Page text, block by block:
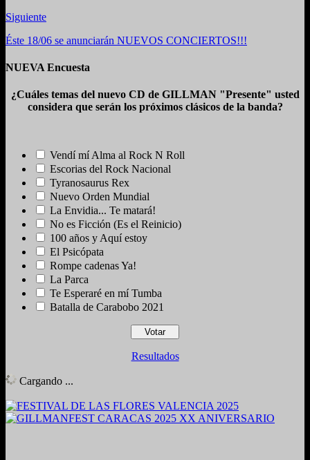
Siguiente
Éste 18/06 se anunciarán NUEVOS CONCIERTOS!!!
NUEVA Encuesta
¿Cuáles temas del nuevo CD de GILLMAN "Presente" usted
considera que serán los próximos clásicos de la banda?
Vendí mí Alma al Rock N Roll
Escorias del Rock Nacional
Tyranosaurus Rex
Nuevo Orden Mundial
La Envidia... Te matará!
No es Ficción (Es el Reinicio)
100 años y Aquí estoy
El Psicópata
Rompe cadenas Ya!
La Parca
Te Esperaré en mí Tumba
Batalla de Carabobo 2021
Resultados
Cargando ...